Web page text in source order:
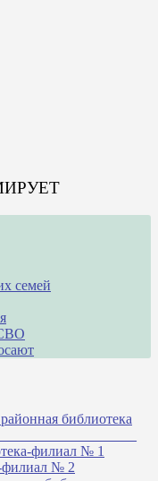
семей
библиотека
филиал № 1
филиал № 2